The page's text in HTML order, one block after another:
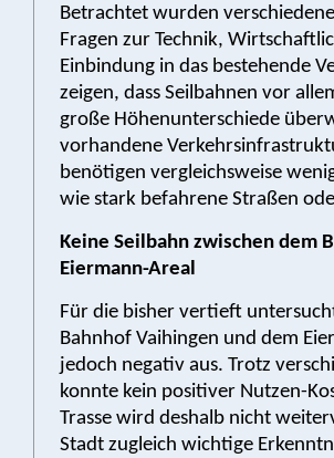
Betrachtet wurden
Fragen zur Technik,
Einbindung in das bestehende
zeigen, dass Seilbahnen vor
große Höhenunterschiede
vorhandene
benötigen vergleichsweise
wie stark befahrene Straßen
Keine Seilbahn zwischen dem
Eiermann-Areal
Für die bisher vertieft
Bahnhof Vaihingen und dem
jedoch negativ aus. Trotz
konnte kein positiver Nutzen-
Trasse wird deshalb nicht
Stadt zugleich wichtige